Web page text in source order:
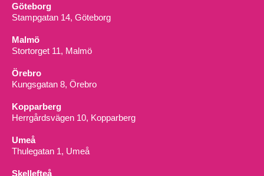
Göteborg
Stampgatan 14, Göteborg
Malmö
Stortorget 11, Malmö
Örebro
Kungsgatan 8, Örebro
Kopparberg
Herrgårdsvägen 10, Kopparberg
Umeå
Thulegatan 1, Umeå
Skellefteå